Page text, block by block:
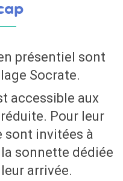
présentiel sont
Socrate.
accessible aux
Pour leur
sont invitées à
sonnette dédiée
arrivée.